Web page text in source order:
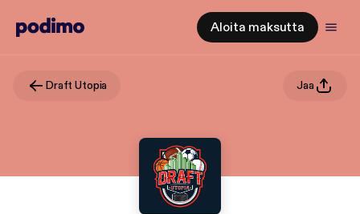
Aloita maksutta
Draft Utopia Jaa